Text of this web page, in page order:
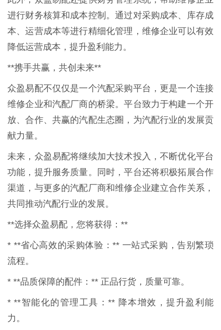
进行财务核算和成本控制。通过对采购成本、库存成
本、运营成本等进行精细化管理，维修企业可以有效
降低运营成本，提升盈利能力。
**携手共赢，共创未来**
众盈易配不仅仅是一个汽配采购平台，更是一个连接
维修企业和汽配厂商的桥梁。平台致力于构建一个开
放、合作、共赢的汽配生态圈，为汽配行业的发展贡
献力量。
未来，众盈易配将继续加大技术投入，不断优化平台
功能，提升服务质量。同时，平台还将积极拓展合作
渠道，与更多的汽配厂商和维修企业建立合作关系，
共同推动汽配行业的发展。
**选择众盈易配，您将获得：**
* **省心高效的采购体验：** 一站式采购，告别繁琐
流程。
* **品质保障的配件：** 正品行货，质量可靠。
* **智能化的管理工具：** 降本增效，提升盈利能
力。